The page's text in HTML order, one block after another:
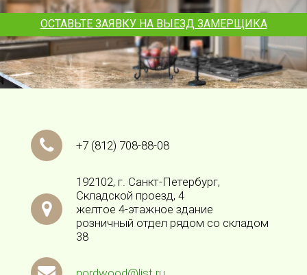
ОСТАВЬТЕ ЗАЯВКУ НА ВЫЕЗД ЗАМЕРЩИКА
+7 (812) 708-88-08
192102, г. Санкт-Петербург,
Складской проезд, 4
желтое 4-этажное здание
розничный отдел рядом со складом
38